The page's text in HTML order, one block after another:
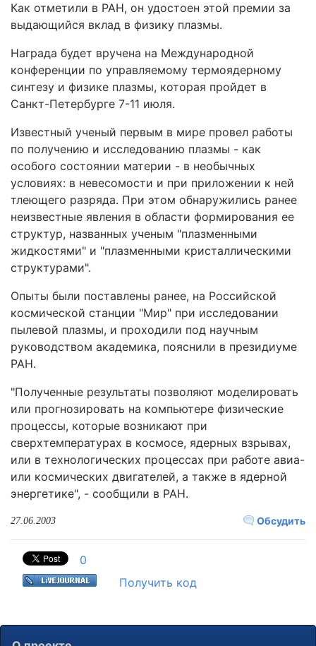
Как отметили в РАН, он удостоен этой премии за
выдающийся вклад в физику плазмы.
Награда будет вручена на Международной
конференции по управляемому термоядерному
синтезу и физике плазмы, которая пройдет в
Санкт-Петербурге 7-11 июля.
Известный ученый первым в мире провел работы
по получению и исследованию плазмы - как
особого состоянии материи - в необычных
условиях: в невесомости и при приложении к ней
тлеющего разряда. При этом обнаружились ранее
неизвестные явления в области формирования ее
структур, названных ученым "плазменными
жидкостями" и "плазменными кристаллическими
структурами".
Опыты были поставлены ранее, на Российской
космической станции "Мир" при исследовании
пылевой плазмы, и проходили под научным
руководством академика, пояснили в президиуме
РАН.
"Полученные результаты позволяют моделировать
или прогнозировать на компьютере физические
процессы, которые возникают при
сверхтемпературах в космосе, ядерных взрывах,
или в технологических процессах при работе авиа-
или космических двигателей, а также в ядерной
энергетике", - сообщили в РАН.
Обсудить
27.06.2003
0
Получить код